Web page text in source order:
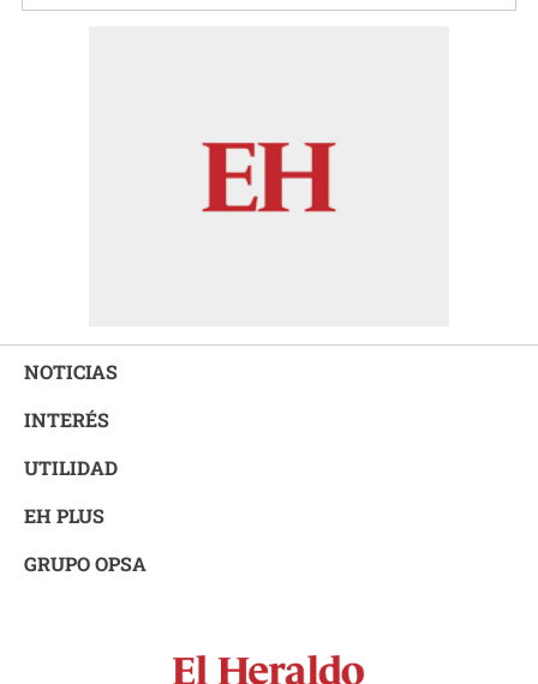
NOTICIAS
INTERÉS
UTILIDAD
EH PLUS
GRUPO OPSA